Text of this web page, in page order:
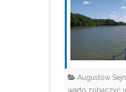
Augustów
warto zobaczyć